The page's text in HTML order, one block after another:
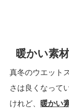
暖かい素
真冬のウエット
さは良くなって
けれど、
暖かい